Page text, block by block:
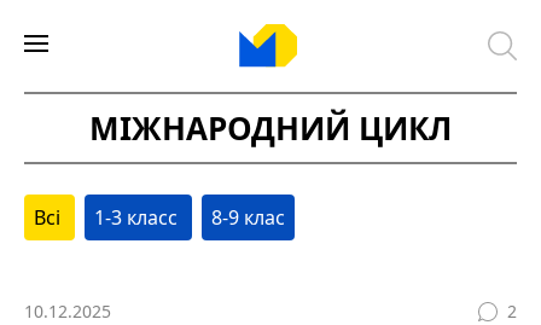
МІЖНАРОДНИЙ ЦИКЛ
Всі 1-3 класс 8-9 клас
10.12.2025 2